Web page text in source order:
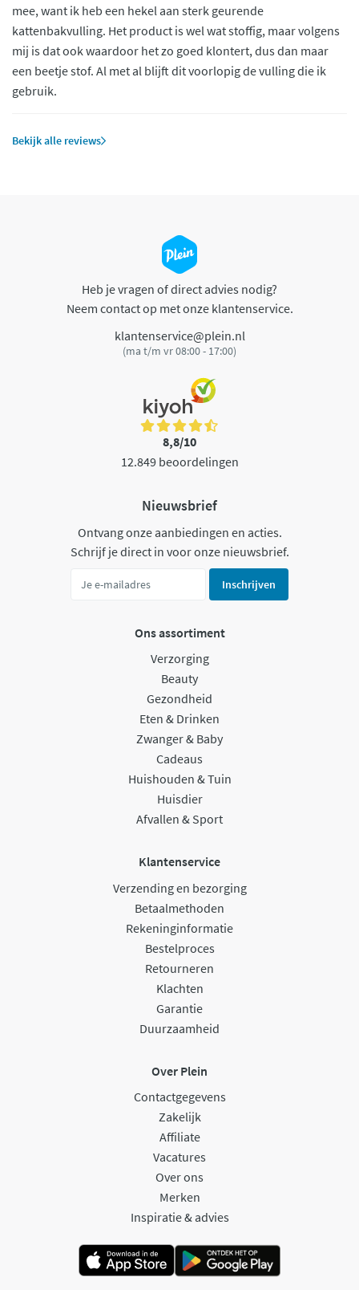
mee, want ik heb een hekel aan sterk geurende
kattenbakvulling. Het product is wel wat stoffig, maar volgens
mij is dat ook waardoor het zo goed klontert, dus dan maar
een beetje stof. Al met al blijft dit voorlopig de vulling die ik
gebruik.
Bekijk alle reviews
Heb je vragen of direct advies nodig?
Neem contact op met onze klantenservice.
klantenservice@plein.nl
(ma t/m vr 08:00 - 17:00)
8,8/10
12.849 beoordelingen
Nieuwsbrief
Ontvang onze aanbiedingen en acties.
Schrijf je direct in voor onze nieuwsbrief.
Inschrijven
Ons assortiment
Verzorging
Beauty
Gezondheid
Eten & Drinken
Zwanger & Baby
Cadeaus
Huishouden & Tuin
Huisdier
Afvallen & Sport
Klantenservice
Verzending en bezorging
Betaalmethoden
Rekeninginformatie
Bestelproces
Retourneren
Klachten
Garantie
Duurzaamheid
Over Plein
Contactgegevens
Zakelijk
Affiliate
Vacatures
Over ons
Merken
Inspiratie & advies